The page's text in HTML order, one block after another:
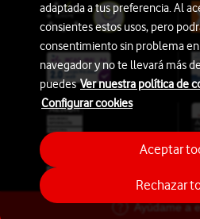
Ayúdame a
adaptada a tus preferencia. Al
consientes estos usos, pero
consentimiento sin problema
navegador y no te llevará más
puedesVer nuestra política de
Configurar cookies
Rechazar
Aceptar